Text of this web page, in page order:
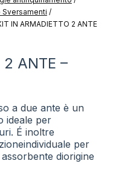
Sversamenti /
IN ARMADIETTO 2 ANTE
2 ANTE –
a due ante è un
ideale per
É inoltre
per
diorigine